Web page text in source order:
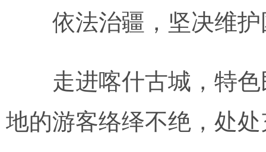
依法治疆，坚决维护
走进喀什古城，特色
地的游客络绎不绝，处